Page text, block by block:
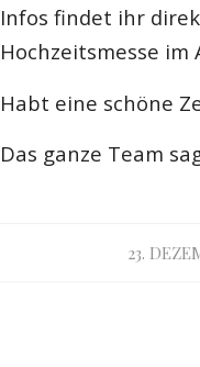
Infos findet ihr
Hochzeitsmesse
Habt eine schöne
Das ganze Team
23.